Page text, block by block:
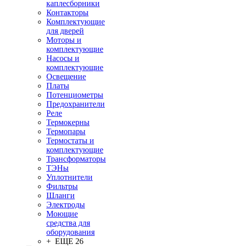
каплесборники
Контакторы
Комплектующие
для дверей
Моторы и
комплектующие
Насосы и
комплектующие
Освещение
Платы
Потенциометры
Предохранители
Реле
Термокерны
Термопары
Термостаты и
комплектующие
Трансформаторы
ТЭНы
Уплотнители
Фильтры
Шланги
Электроды
Моющие
средства для
оборудования
+ ЕЩЕ 26